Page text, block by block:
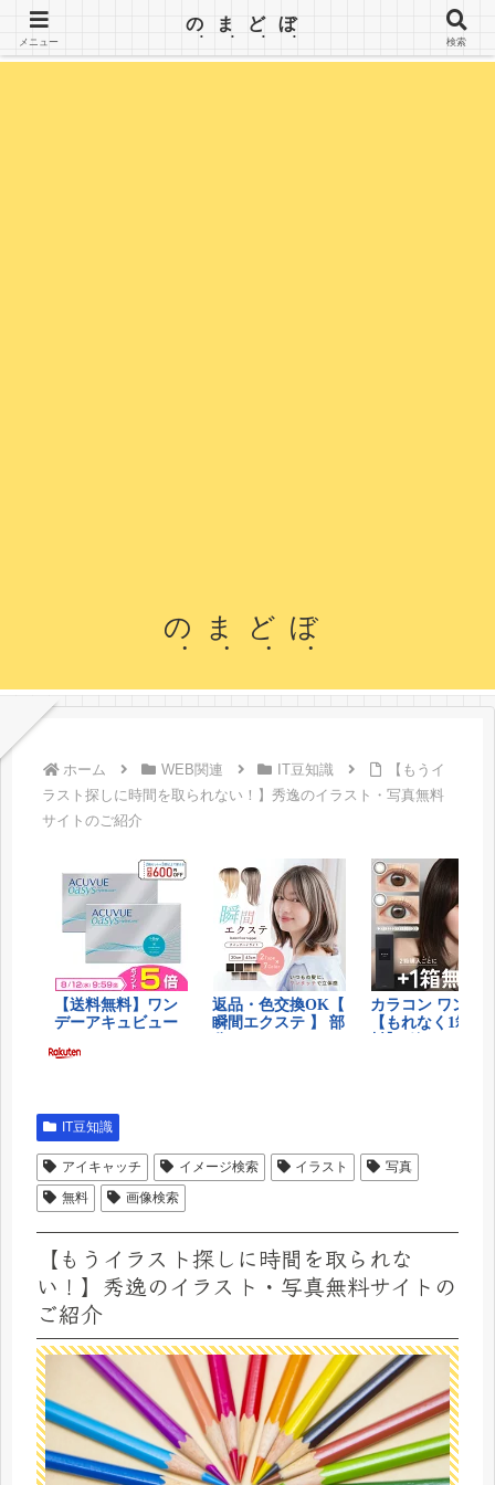
【のまどぼ】手が届くセミリタイア生活・アーリーリタイア・週３日働いて、半分休む。wifiとPC
を持って、場所にこだわらずノマド生活を楽しみます。
のまどぼ
ホーム WEB関連 IT豆知識
【もうイ
ラスト探しに時間を取られない！】秀逸のイラスト・写真無料
サイトのご紹介
IT豆知識
アイキャッチ イメージ検索 イラスト
写真
無料
画像検索
【もうイラスト探しに時間を取られな
い！】秀逸のイラスト・写真無料サイトの
ご紹介
メニュー
のまどぼ
検索